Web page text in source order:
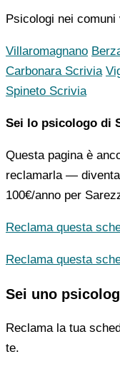
Psicologi nei comuni
Villaromagnano
Carbonara Scrivia
Spineto Scrivia
Sei lo psicologo di
Questa pagina è
reclamarla —
100€/anno per
Reclama questa
Reclama questa
Sei uno
Reclama la tua
te.